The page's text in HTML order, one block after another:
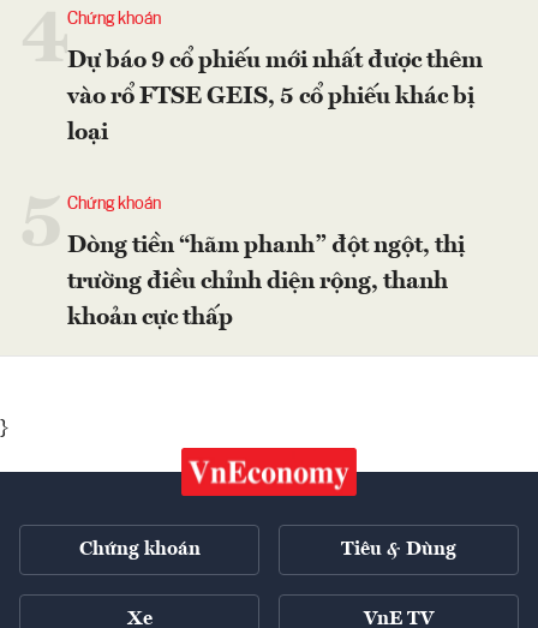
4Chứng khoán
Dự báo 9 cổ phiếu mới nhất được thêm
vào rổ FTSE GEIS, 5 cổ phiếu khác bị
loại
Chứng khoán
Dòng tiền “hãm phanh” đột ngột, thị
trường điều chỉnh diện rộng, thanh
khoản cực thấp
}
Chứng khoán Tiêu & Dùng
Xe VnE TV